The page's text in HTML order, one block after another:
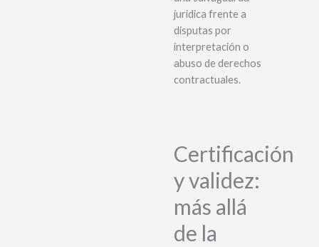
jurídica frente a
disputas por
interpretación o
abuso de derechos
contractuales.
Certificación
y validez:
más allá
de la